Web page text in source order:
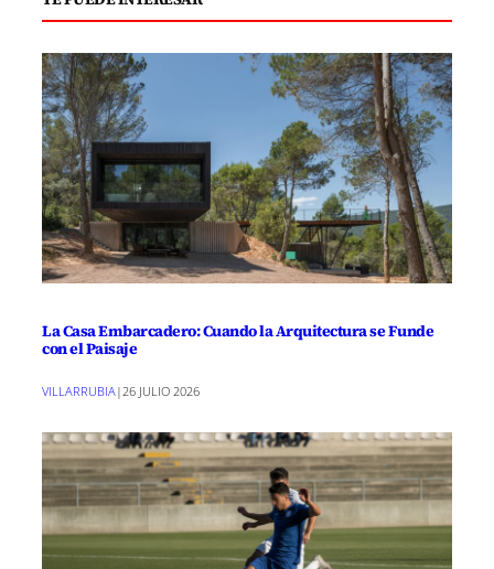
La Casa Embarcadero: Cuando la Arquitectura se Funde
con el Paisaje
VILLARRUBIA|26 JULIO 2026